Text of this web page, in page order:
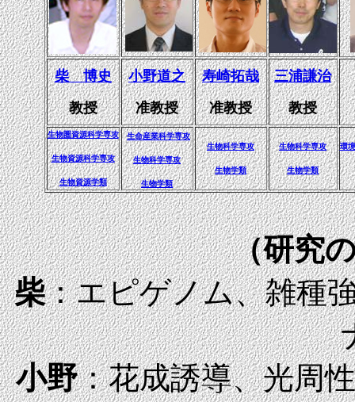
柴 博史
教授
小野道之
准教授
寿崎拓哉
准教授
三浦謙治
教授
生物圏資源科学専攻
生物資源科学専攻
生物資源学類
生命産業科学専攻
生物科学専攻
生物学類
生物科学専攻
生物学類
生物科学専攻
生物学類
環
（研究
柴：エピゲノム、雑種
小野：花成誘導、光周